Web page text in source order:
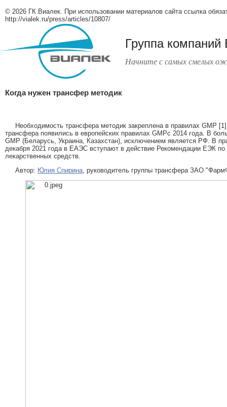
Группа
Начните с самых смелых
Когда нужен трансфер методик
Необходимость трансфера методик закреплена в правилах GMP
трансфера появились в европейских правилах GMPc 2014 года. В
GMP (Беларусь, Украина, Казахстан), исключением является РФ. В
декабря 2021 года в ЕАЭС вступают в действие Рекомендации ЕЭК
лекарственных средств.
Автор: Юлия Спирина , руководитель группы трансфера ЗАО
© 2026 ГК Виалек. При использовании материалов сайта ссылка
http://vialek.ru/press/articles/10807/